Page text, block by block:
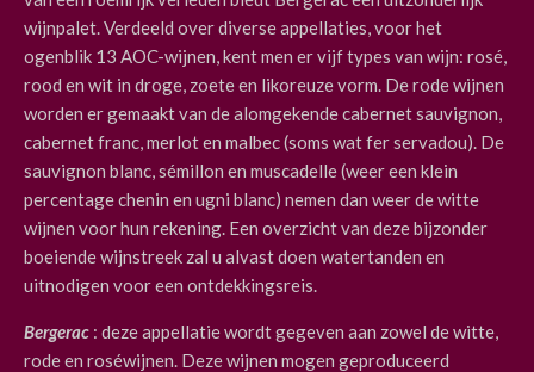
wijnpalet. Verdeeld over diverse appellaties, voor het
ogenblik 13 AOC-wijnen, kent men er vijf types van wijn: rosé,
rood en wit in droge, zoete en likoreuze vorm. De rode wijnen
worden er gemaakt van de alomgekende cabernet sauvignon,
cabernet franc, merlot en malbec (soms wat fer servadou). De
sauvignon blanc, sémillon en muscadelle (weer een klein
percentage chenin en ugni blanc) nemen dan weer de witte
wijnen voor hun rekening. Een overzicht van deze bijzonder
boeiende wijnstreek zal u alvast doen watertanden en
uitnodigen voor een ontdekkingsreis.
Bergerac : deze appellatie wordt gegeven aan zowel de witte,
rode en roséwijnen. Deze wijnen mogen geproduceerd